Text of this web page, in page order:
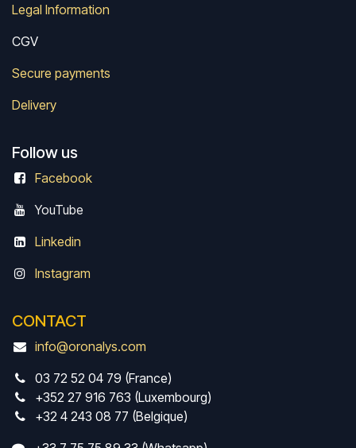
Legal Information
CGV
Secure payments
Delivery
Follow us
Facebook
YouTube
Linkedin
Instagram
CONTACT
info@oronalys.com
03 72 52 04 79 (France)
+352 27 916 763 (Luxembourg)
+32 4 243 08 77 (Belgique)